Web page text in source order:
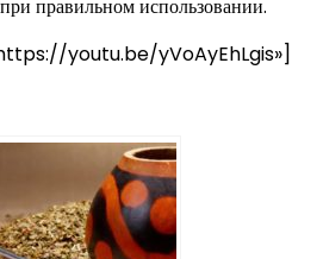
правильном использовании.
youtu.be/yVoAyEhLgis»]